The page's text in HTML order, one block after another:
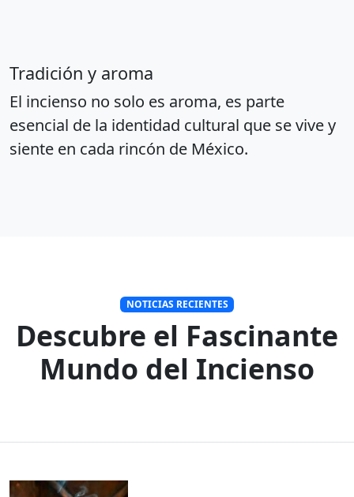
Tradición y aroma
El incienso no solo es aroma, es parte
esencial de la identidad cultural que se vive y
siente en cada rincón de México.
NOTICIAS RECIENTES
Descubre el Fascinante
Mundo del Incienso